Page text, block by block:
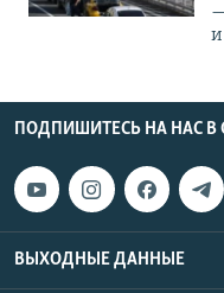
и
ПОДПИШИТЕСЬ НА НАС В
ВЫХОДНЫЕ ДАННЫЕ